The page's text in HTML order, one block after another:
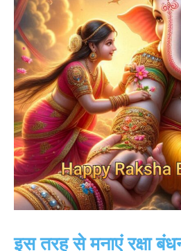
इस तरह से मनाएं रक्षा